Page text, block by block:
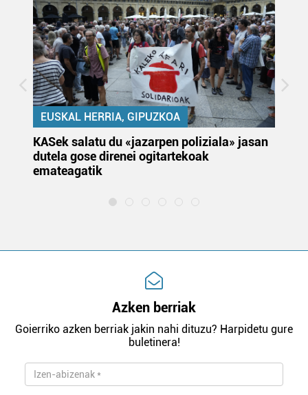
EUSKAL HERRIA, GIPUZKOA
KASek salatu du «jazarpen poliziala» jasan
dutela gose direnei ogitartekoak
emateagatik
Azken berriak
Goierriko azken berriak jakin nahi dituzu? Harpidetu gure
buletinera!